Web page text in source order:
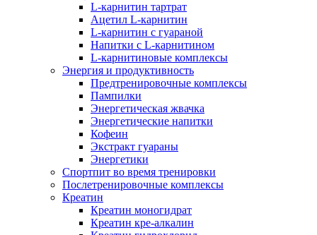
L-карнитин тартрат
Ацетил L-карнитин
L-карнитин с гуараной
Напитки c L-карнитином
L-карнитиновые комплексы
Энергия и продуктивность
Предтренировочные комплексы
Пампилки
Энергетическая жвачка
Энергетические напитки
Кофеин
Экстракт гуараны
Энергетики
Спортпит во время тренировки
Послетренировочные комплексы
Креатин
Креатин моногидрат
Креатин кре-алкалин